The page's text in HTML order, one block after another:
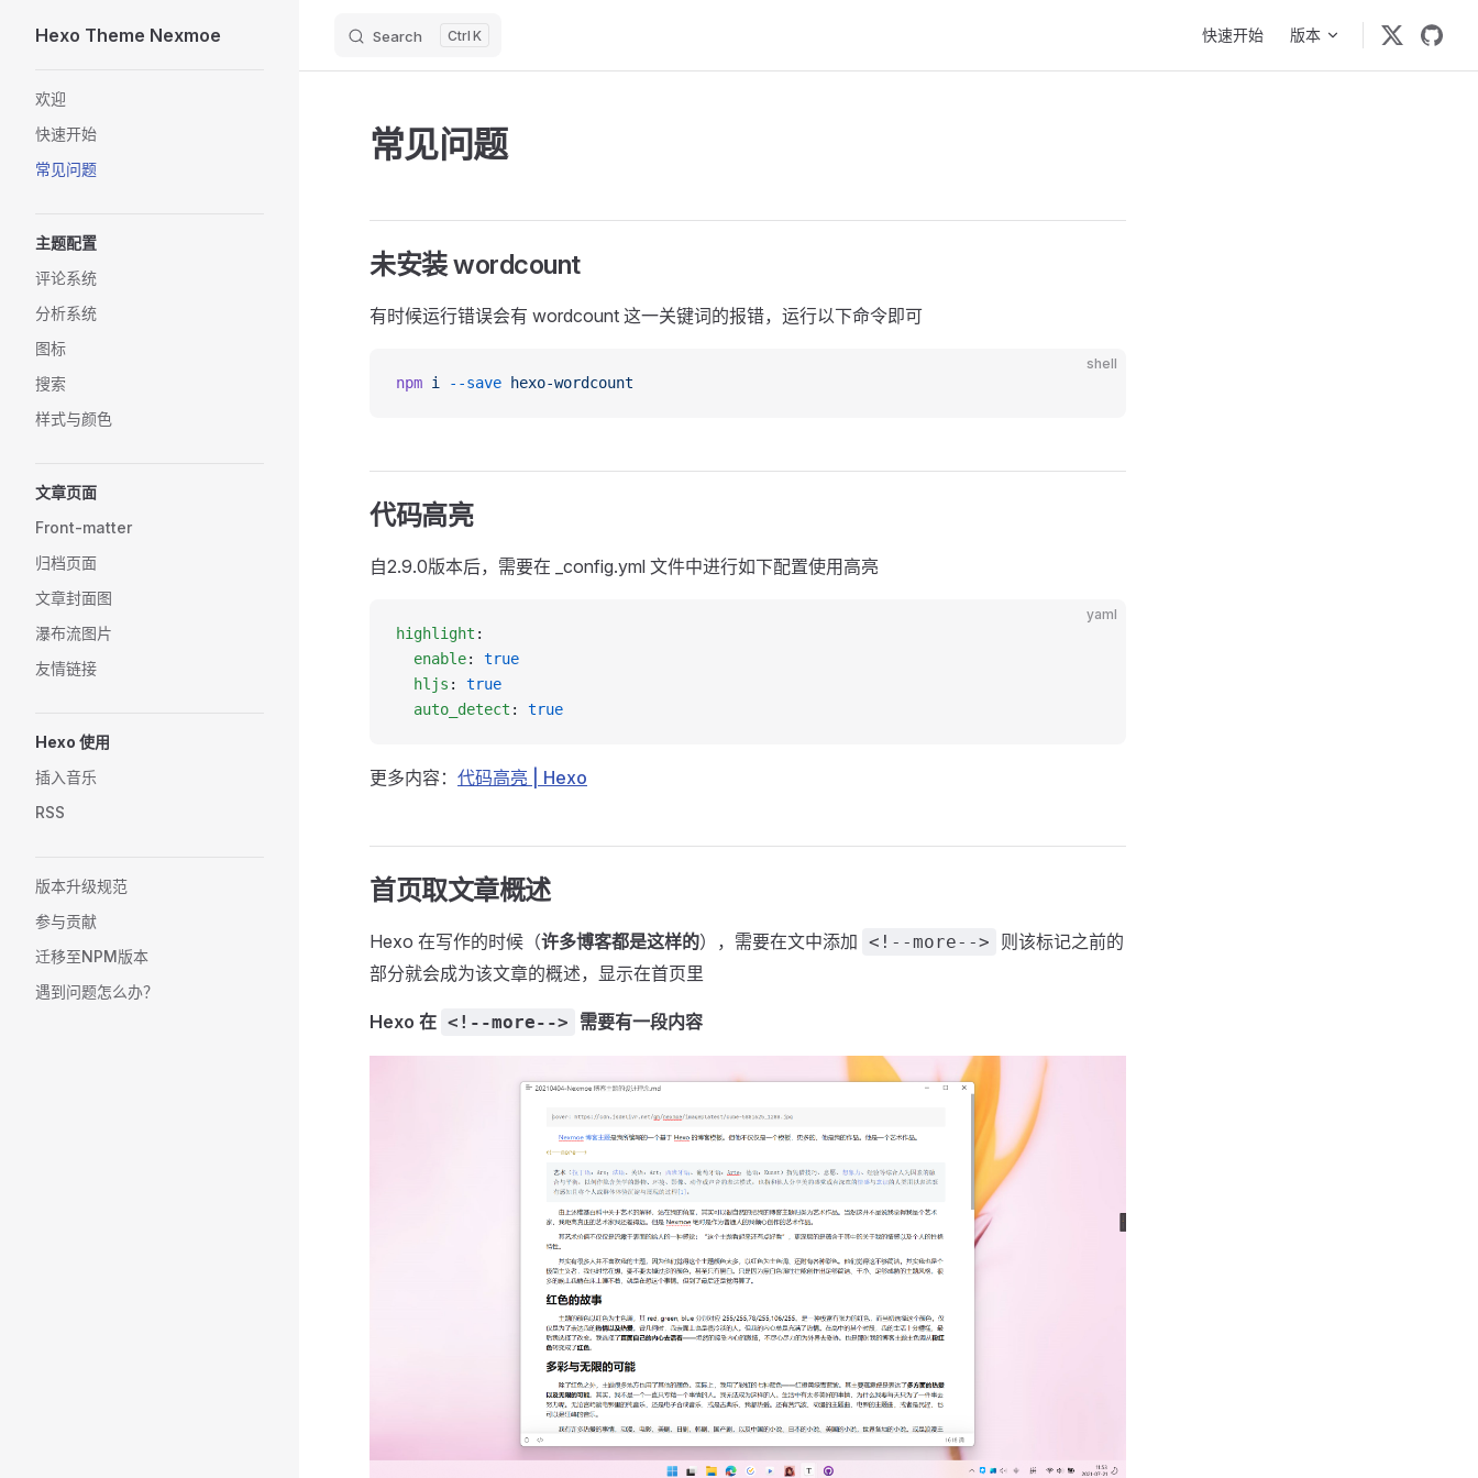
Skip to content
Hexo Theme Nexmoe Search K 快速开始 版本
欢迎
快速开始
常见问题
主题配置
评论系统
分析系统
图标
搜索
样式与颜色
文章页面
Front-matter
归档页面
文章封面图
瀑布流图片
友情链接
Hexo 使用
插入音乐
RSS
版本升级规范
参与贡献
迁移至NPM版本
遇到问题怎么办？
常见问题
未安装 wordcount
有时候运行错误会有 wordcount 这一关键词的报错，运行以下命令即可
shell
npm i --save hexo-wordcount
代码高亮
自2.9.0版本后，需要在 _config.yml 文件中进行如下配置使用高亮
yaml
highlight :
  enable
: true
  hljs
: true
  auto_detect
: true
更多内容： 代码高亮 | Hexo
首页取文章概述
Hexo 在写作的时候（许多博客都是这样的），需要在文中添加 <!--more-->
则该标记之前的
部分就会成为该文章的概述，显示在首页里
Hexo 在 <!--more--> 需要有一段内容